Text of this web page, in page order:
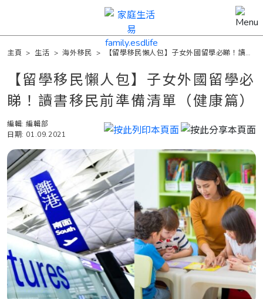
主頁 > 生活 >海外移民 >
【留學移民懶人包】子女外國留學必睇！讀書
【留學移民懶人包】子女外國留學必
睇！讀書移民前準備清單（健康篇）
編輯: 編輯部
日期: 01.09.2021